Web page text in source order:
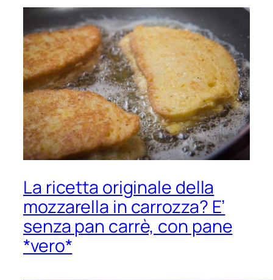
La ricetta originale della
mozzarella in carrozza? E’
senza pan carrè, con pane
*vero*